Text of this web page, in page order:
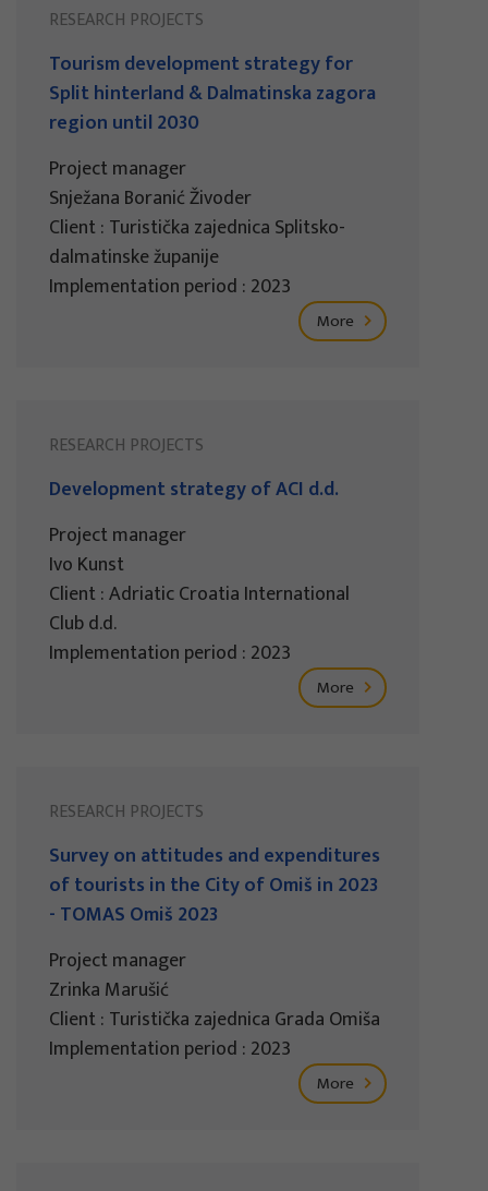
RESEARCH PROJECTS
Tourism development strategy for
Split hinterland & Dalmatinska zagora
region until 2030
Project manager
Snježana Boranić Živoder
Client : Turistička zajednica Splitsko-
dalmatinske županije
Implementation period : 2023
More
RESEARCH PROJECTS
Development strategy of ACI d.d.
Project manager
Ivo Kunst
Client : Adriatic Croatia International
Club d.d.
Implementation period : 2023
More
RESEARCH PROJECTS
Survey on attitudes and expenditures
of tourists in the City of Omiš in 2023
- TOMAS Omiš 2023
Project manager
Zrinka Marušić
Client : Turistička zajednica Grada Omiša
Implementation period : 2023
More